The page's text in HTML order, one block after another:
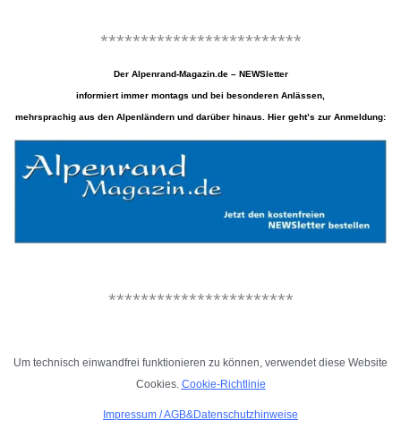
*************************
Der Alpenrand-Magazin.de – NEWSletter
informiert immer montags und bei besonderen Anlässen,
mehrsprachig aus den Alpenländern und darüber hinaus. Hier geht’s zur Anmeldung:
***********************
Um technisch einwandfrei funktionieren zu können, verwendet diese Website
Cookies. Cookie-Richtlinie
Impressum /AGB&Datenschutzhinweise